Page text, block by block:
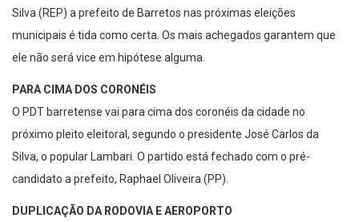
Silva (REP) a prefeito de Barretos nas próximas eleições
municipais é tida como certa. Os mais achegados garantem que
ele não será vice em hipótese alguma.
PARA CIMA DOS CORONÉIS
O PDT barretense vai para cima dos coronéis da cidade no
próximo pleito eleitoral, segundo o presidente José Carlos da
Silva, o popular Lambari. O partido está fechado com o pré-
candidato a prefeito, Raphael Oliveira (PP).
DUPLICAÇÃO DA RODOVIA E AEROPORTO